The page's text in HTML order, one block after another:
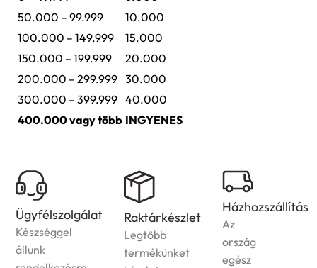
50.000 – 99.999
10.000
100.000 – 149.999
15.000
150.000 – 199.999
20.000
200.000 – 299.999 30.000
300.000 – 399.999 40.000
400.000 vagy több INGYENES
Ügyfélszolgálat
Készséggel
állunk
Raktárkészlet
Legtöbb
termékünket
Házhozszállítás
Az
ország
egész